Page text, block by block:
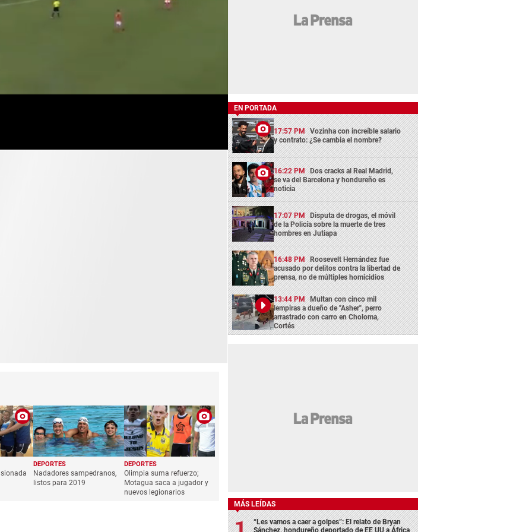
DEPORTES
Nadadores sampedranos,
listos para 2019
DEPORTES
Olimpia suma refuerzo;
Motagua saca a jugador y
nuevos legionarios
EN PORTADA
17:57 PM Vozinha con increíble salario
y contrato: ¿Se cambia el nombre?
16:22 PM Dos cracks al Real Madrid,
se va del Barcelona y hondureño es
noticia
17:07 PM Disputa de drogas, el móvil
de la Policía sobre la muerte de tres
hombres en Jutiapa
16:48 PM Roosevelt Hernández fue
acusado por delitos contra la libertad de
prensa, no de múltiples homicidios
13:44 PM Multan con cinco mil
lempiras a dueño de "Asher", perro
arrastrado con carro en Choloma,
Cortés
MÁS LEÍDAS
“Les vamos a caer a golpes”: El relato de Bryan
Sánchez, hondureño deportado de EE UU a África